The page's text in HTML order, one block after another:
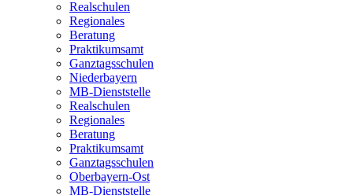
Realschulen
Regionales
Beratung
Praktikumsamt
Ganztagsschulen
Niederbayern
MB-Dienststelle
Realschulen
Regionales
Beratung
Praktikumsamt
Ganztagsschulen
Oberbayern-Ost
MB-Dienststelle